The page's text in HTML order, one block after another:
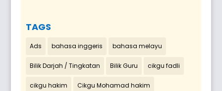
TAGS
Ads bahasa inggeris bahasa melayu
Bilik Darjah / Tingkatan Bilik Guru cikgu fadli
cikgu hakim Cikgu Mohamad hakim